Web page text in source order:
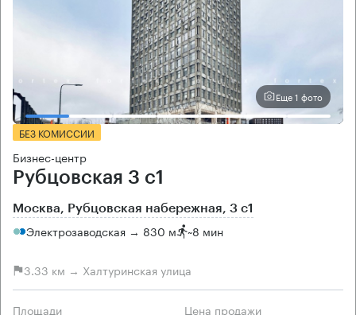
Еще 1 фото
БЕЗ КОМИССИИ
Бизнес-центр
Рубцовская 3 с1
Москва, Рубцовская набережная, 3 с1
Электрозаводская → 830 м ~8 мин
3.33 км → Халтуринская улица
Площади Цена продажи